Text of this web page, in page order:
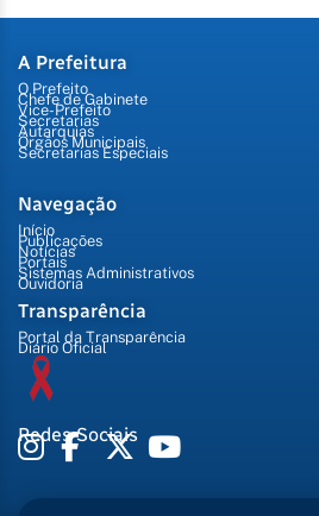
A Prefeitura
O Prefeito
Chefe de Gabinete
Vice-Prefeito
Secretarias
Autarquias
Órgãos Municipais
Secretarias Especiais
Navegação
Início
Publicações
Notícias
Portais
Sistemas Administrativos
Ouvidoria
Transparência
Portal da Transparência
Diário Oficial
Redes Sociais